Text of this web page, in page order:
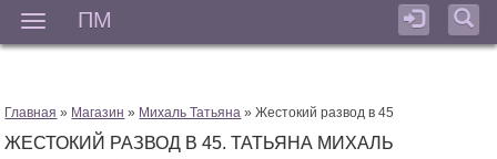
ПМ
Главная » Магазин » Михаль Татьяна » Жестокий развод в 45
ЖЕСТОКИЙ РАЗВОД В 45. ТАТЬЯНА МИХАЛЬ